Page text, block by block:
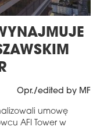
Opr./edited by MF
umowę
AFI Tower w